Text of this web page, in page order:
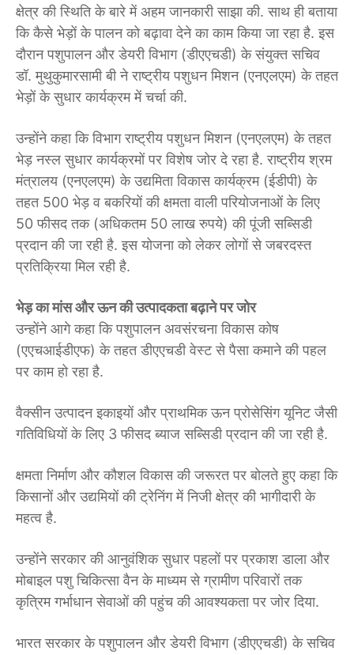
क्षेत्र की स्थिति के बारे में अहम जानकारी साझा की. साथ ही बताया
कि कैसे भेड़ों के पालन को बढ़ावा देने का काम किया जा रहा है. इस
दौरान पशुपालन और डेयरी विभाग (डीएएचडी) के संयुक्त सचिव
डॉ. मुथुकुमारसामी बी ने राष्ट्रीय पशुधन मिशन (एनएलएम) के तहत
भेड़ों के सुधार कार्यक्रम में चर्चा की.
उन्होंने कहा कि विभाग राष्ट्रीय पशुधन मिशन (एनएलएम) के तहत
भेड़ नस्ल सुधार कार्यक्रमों पर विशेष जोर दे रहा है. राष्ट्रीय श्रम
मंत्रालय (एनएलएम) के उद्यमिता विकास कार्यक्रम (ईडीपी) के
तहत 500 भेड़ व बकरियों की क्षमता वाली परियोजनाओं के लिए
50 फीसद तक (अधिकतम 50 लाख रुपये) की पूंजी सब्सिडी
प्रदान की जा रही है. इस योजना को लेकर लोगों से जबरदस्त
प्रतिक्रिया मिल रही है.
भेड़ का मांस और ऊन की उत्पादकता बढ़ाने पर जोर
उन्होंने आगे कहा कि पशुपालन अवसंरचना विकास कोष
(एएचआईडीएफ) के तहत डीएएचडी वेस्ट से पैसा कमाने की पहल
पर काम हो रहा है.
वैक्सीन उत्पादन इकाइयों और प्राथमिक ऊन प्रोसेसिंग यूनिट जैसी
गतिविधियों के लिए 3 फीसद ब्याज सब्सिडी प्रदान की जा रही है.
क्षमता निर्माण और कौशल विकास की जरूरत पर बोलते हुए कहा कि
किसानों और उद्यमियों की ट्रेनिंग में निजी क्षेत्र की भागीदारी के
महत्व है.
उन्होंने सरकार की आनुवंशिक सुधार पहलों पर प्रकाश डाला और
मोबाइल पशु चिकित्सा वैन के माध्यम से ग्रामीण परिवारों तक
कृत्रिम गर्भाधान सेवाओं की पहुंच की आवश्यकता पर जोर दिया.
भारत सरकार के पशुपालन और डेयरी विभाग (डीएएचडी) के सचिव